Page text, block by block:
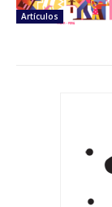
Artículos